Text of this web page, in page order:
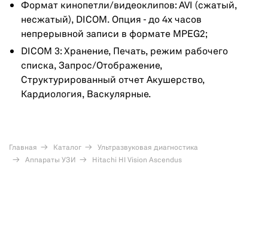
Формат кинопетли/видеоклипов: AVI (сжатый,
несжатый), DICOM. Опция - до 4х часов
непрерывной записи в формате MPEG2;
DICOM 3: Хранение, Печать, режим рабочего
списка, Запрос/Отображение,
Структурированный отчет Акушерство,
Кардиология, Васкулярные.
Главная Каталог
Ультразвуковая диагностика
Аппараты УЗИ
Hitachi HI Vision Ascendus